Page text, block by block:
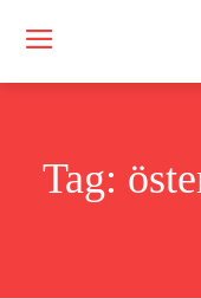
Tag: